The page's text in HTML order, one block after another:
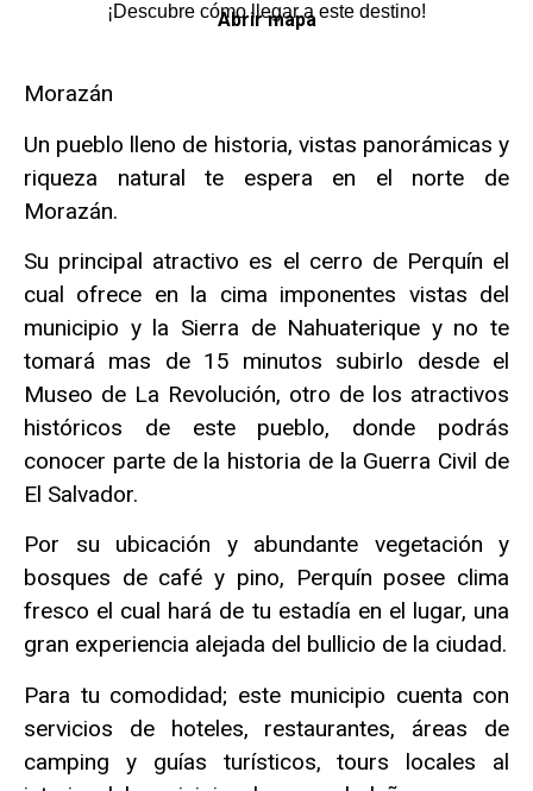
¡Descubre cómo llegar a este destino!
Abrir mapa
Morazán
Un pueblo lleno de historia, vistas panorámicas y
riqueza natural te espera en el norte de
Morazán.
Su principal atractivo es el cerro de Perquín el
cual ofrece en la cima imponentes vistas del
municipio y la Sierra de Nahuaterique y no te
tomará mas de 15 minutos subirlo desde el
Museo de La Revolución, otro de los atractivos
históricos de este pueblo, donde podrás
conocer parte de la historia de la Guerra Civil de
El Salvador.
Por su ubicación y abundante vegetación y
bosques de café y pino, Perquín posee clima
fresco el cual hará de tu estadía en el lugar, una
gran experiencia alejada del bullicio de la ciudad.
Para tu comodidad; este municipio cuenta con
servicios de hoteles, restaurantes, áreas de
camping y guías turísticos, tours locales al